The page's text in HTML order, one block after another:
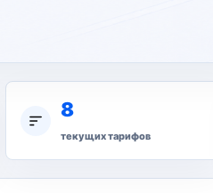
8
текущих тарифов